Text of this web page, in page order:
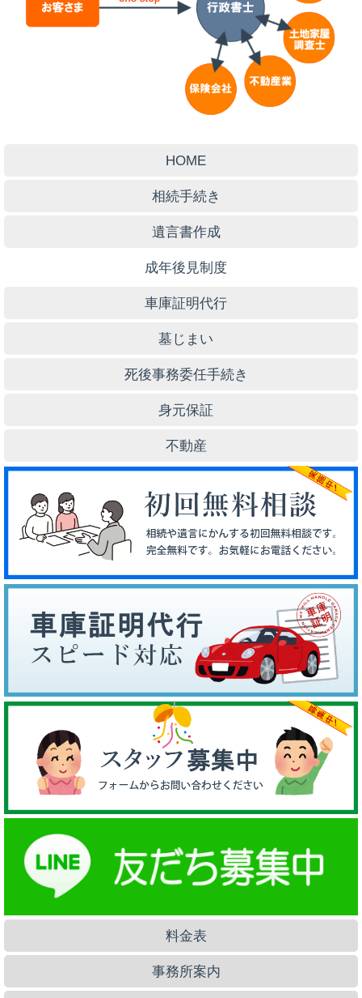
HOME
相続手続き
遺言書作成
成年後見制度
車庫証明代行
墓じまい
死後事務委任手続き
身元保証
不動産
料金表
事務所案内